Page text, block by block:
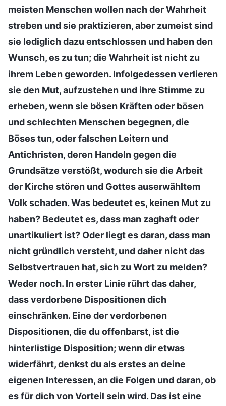
meisten Menschen wollen nach der Wahrheit
streben und sie praktizieren, aber zumeist sind
sie lediglich dazu entschlossen und haben den
Wunsch, es zu tun; die Wahrheit ist nicht zu
ihrem Leben geworden. Infolgedessen verlieren
sie den Mut, aufzustehen und ihre Stimme zu
erheben, wenn sie bösen Kräften oder bösen
und schlechten Menschen begegnen, die
Böses tun, oder falschen Leitern und
Antichristen, deren Handeln gegen die
Grundsätze verstößt, wodurch sie die Arbeit
der Kirche stören und Gottes auserwähltem
Volk schaden. Was bedeutet es, keinen Mut zu
haben? Bedeutet es, dass man zaghaft oder
unartikuliert ist? Oder liegt es daran, dass man
nicht gründlich versteht, und daher nicht das
Selbstvertrauen hat, sich zu Wort zu melden?
Weder noch. In erster Linie rührt das daher,
dass verdorbene Dispositionen dich
einschränken. Eine der verdorbenen
Dispositionen, die du offenbarst, ist die
hinterlistige Disposition; wenn dir etwas
widerfährt, denkst du als erstes an deine
eigenen Interessen, an die Folgen und daran, ob
es für dich von Vorteil sein wird. Das ist eine